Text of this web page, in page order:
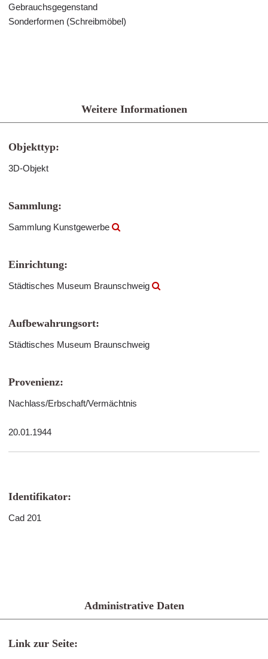
Gebrauchsgegenstand
Sonderformen (Schreibmöbel)
Weitere Informationen
Objekttyp:
3D-Objekt
Sammlung:
Sammlung Kunstgewerbe
Einrichtung:
Städtisches Museum Braunschweig
Aufbewahrungsort:
Städtisches Museum Braunschweig
Provenienz:
Nachlass/Erbschaft/Vermächtnis
20.01.1944
Identifikator:
Cad 201
Administrative Daten
Link zur Seite: